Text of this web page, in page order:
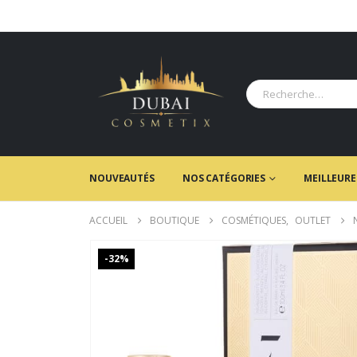
NOUVEAUTÉS NOS CATÉGORIES
ACCUEIL BOUTIQUE COSMÉTIQUES, OUTLET
-32%